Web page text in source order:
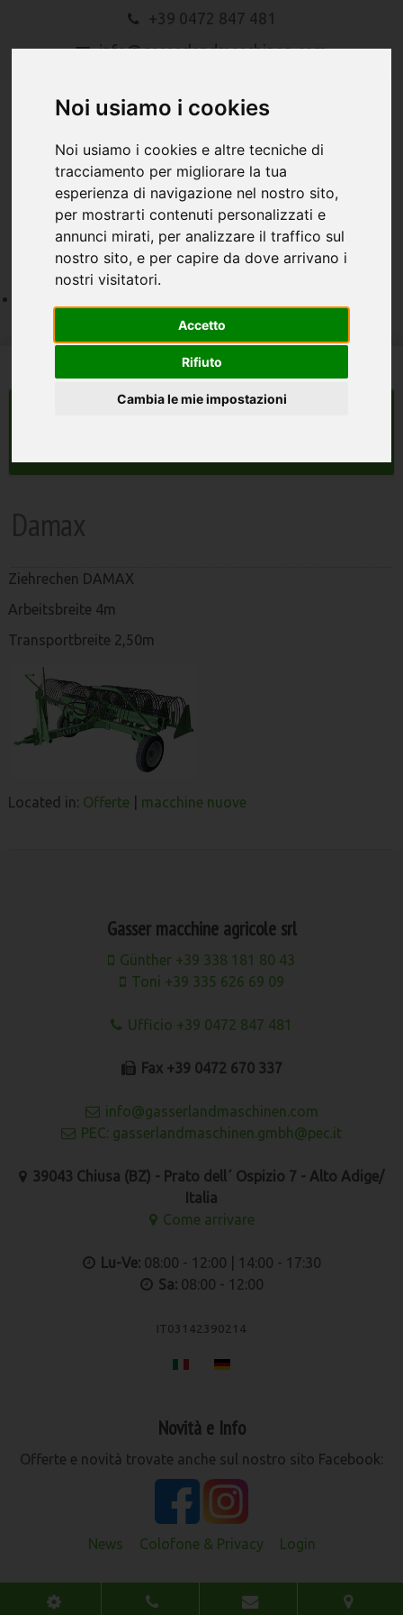
Noi usiamo i cookies
Noi usiamo i cookies e altre tecniche di
tracciamento per migliorare la tua
esperienza di navigazione nel nostro sito,
per mostrarti contenuti personalizzati e
annunci mirati, per analizzare il traffico sul
nostro sito, e per capire da dove arrivano i
nostri visitatori.
Accetto
Rifiuto
Cambia le mie impostazioni
+39 0472 847 481
info@gasserlandmaschinen.com
MENU
Damax
Ziehrechen DAMAX
Arbeitsbreite 4m
Transportbreite 2,50m
Located in: Offerte macchine nuove
Gasser macchine agricole srl
Günther +39 338 181 80 43
Toni +39 335 626 69 09
Ufficio +39 0472 847 481
Fax +39 0472 670 337
info@gasserlandmaschinen.com
PEC: gasserlandmaschinen.gmbh@pec.it
39043 Chiusa (BZ) - Prato dell´ Ospizio 7 - Alto Adige/
Italia
Come arrivare
Lu-Ve:08:00 - 12:00 | 14:00 - 17:30
Sa:08:00 - 12:00
IT03142390214
Novità e Info
Offerte e novità trovate anche sul nostro sito Facebook:
News Colofone & Privacy Login